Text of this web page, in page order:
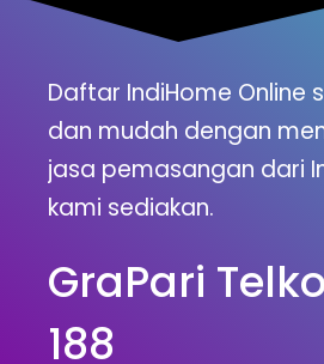
Daftar IndiHome Online
dan mudah dengan
jasa pemasangan dari
kami sediakan.
GraPari
188